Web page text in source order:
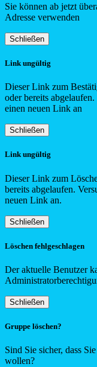
Sie können ab jetzt
Adresse verwenden
Schließen
Link ungültig
Dieser Link zum
oder bereits
einen neuen Link an
Schließen
Link ungültig
Dieser Link zum
bereits abgelaufen.
neuen Link an.
Schließen
Löschen fehlgeschlagen
Der aktuelle Benutzer
Schließen
Gruppe löschen?
Sind Sie sicher, dass
wollen?